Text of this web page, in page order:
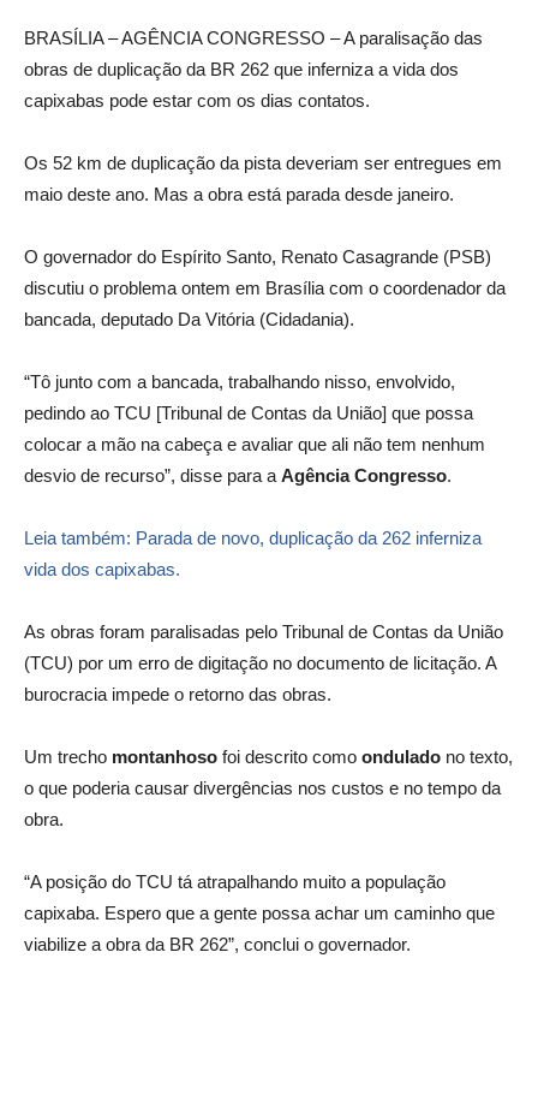
BRASÍLIA – AGÊNCIA CONGRESSO – A paralisação das
obras de duplicação da BR 262 que inferniza a vida dos
capixabas pode estar com os dias contatos.
Os 52 km de duplicação da pista deveriam ser entregues em
maio deste ano. Mas a obra está parada desde janeiro.
O governador do Espírito Santo, Renato Casagrande (PSB)
discutiu o problema ontem em Brasília com o coordenador da
bancada, deputado Da Vitória (Cidadania).
“Tô junto com a bancada, trabalhando nisso, envolvido,
pedindo ao TCU [Tribunal de Contas da União] que possa
colocar a mão na cabeça e avaliar que ali não tem nenhum
desvio de recurso”, disse para a Agência Congresso.
Leia também: Parada de novo, duplicação da 262 inferniza
vida dos capixabas.
As obras foram paralisadas pelo Tribunal de Contas da União
(TCU) por um erro de digitação no documento de licitação. A
burocracia impede o retorno das obras.
Um trecho montanhoso foi descrito como ondulado no texto,
o que poderia causar divergências nos custos e no tempo da
obra.
“A posição do TCU tá atrapalhando muito a população
capixaba. Espero que a gente possa achar um caminho que
viabilize a obra da BR 262”, conclui o governador.